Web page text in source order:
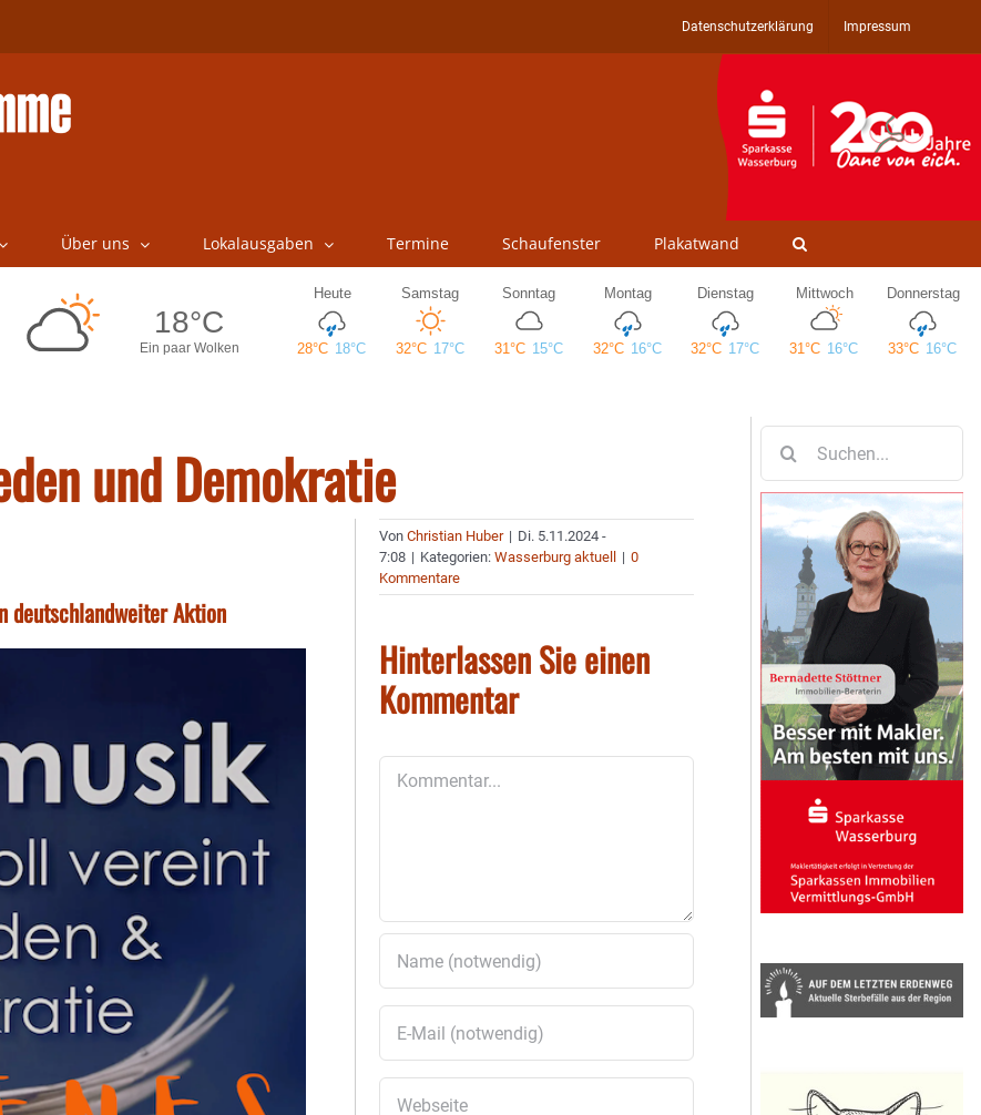
Datenschutzerklärung Impressum
Über uns Lokalausgaben Termine Schaufenster Plakatwand
und Demokratie
deutschlandweiter Aktion
VonChristian Huber | Di. 5.11.2024 -
7:08 | Kategorien:Wasserburg aktuell | 0
Kommentare
Hinterlassen Sie einen
Kommentar
nach: